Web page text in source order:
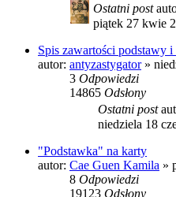
Ostatni post
piątek 27 kwie
Spis zawartości podstawy
autor: antyzastygator»
3 Odpowiedzi
14865 Odsłony
Ostatni post
niedziela 18
"Podstawka" na karty
autor: Cae Guen Kamila »
8 Odpowiedzi
19123 Odsłony